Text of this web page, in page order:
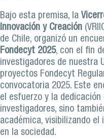
Bajo esta premisa, la
Innovación y Creación
de Chile, organizó un
Fondecyt 2025, con el fin
investigadores de nuestra
proyectos Fondecyt
convocatoria 2025. Este
el esfuerzo y la
investigadores, sino
académica, visibilizando
en la sociedad.